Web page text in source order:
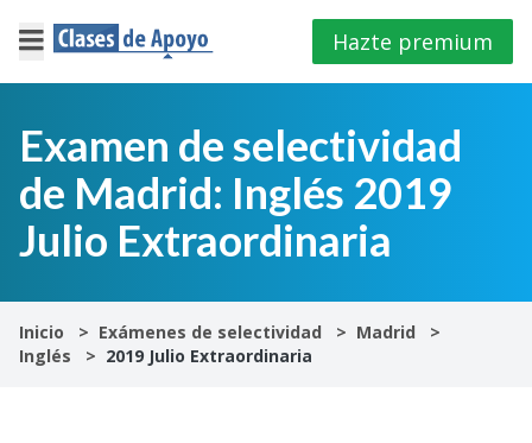
×
Iniciar
sesión
E.S.O
Hazte premium
Examen de selectividad
de Madrid: Inglés 2019
Julio Extraordinaria
Inicio Exámenes de selectividad
Madrid
Inglés
2019 Julio Extraordinaria